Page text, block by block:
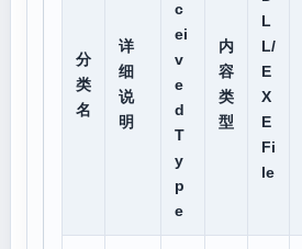
分
类
名
详
细
说
明
c
ei
v
e
d
T
y
p
e
内
容
类
型
L
L/
E
X
E
Fi
le